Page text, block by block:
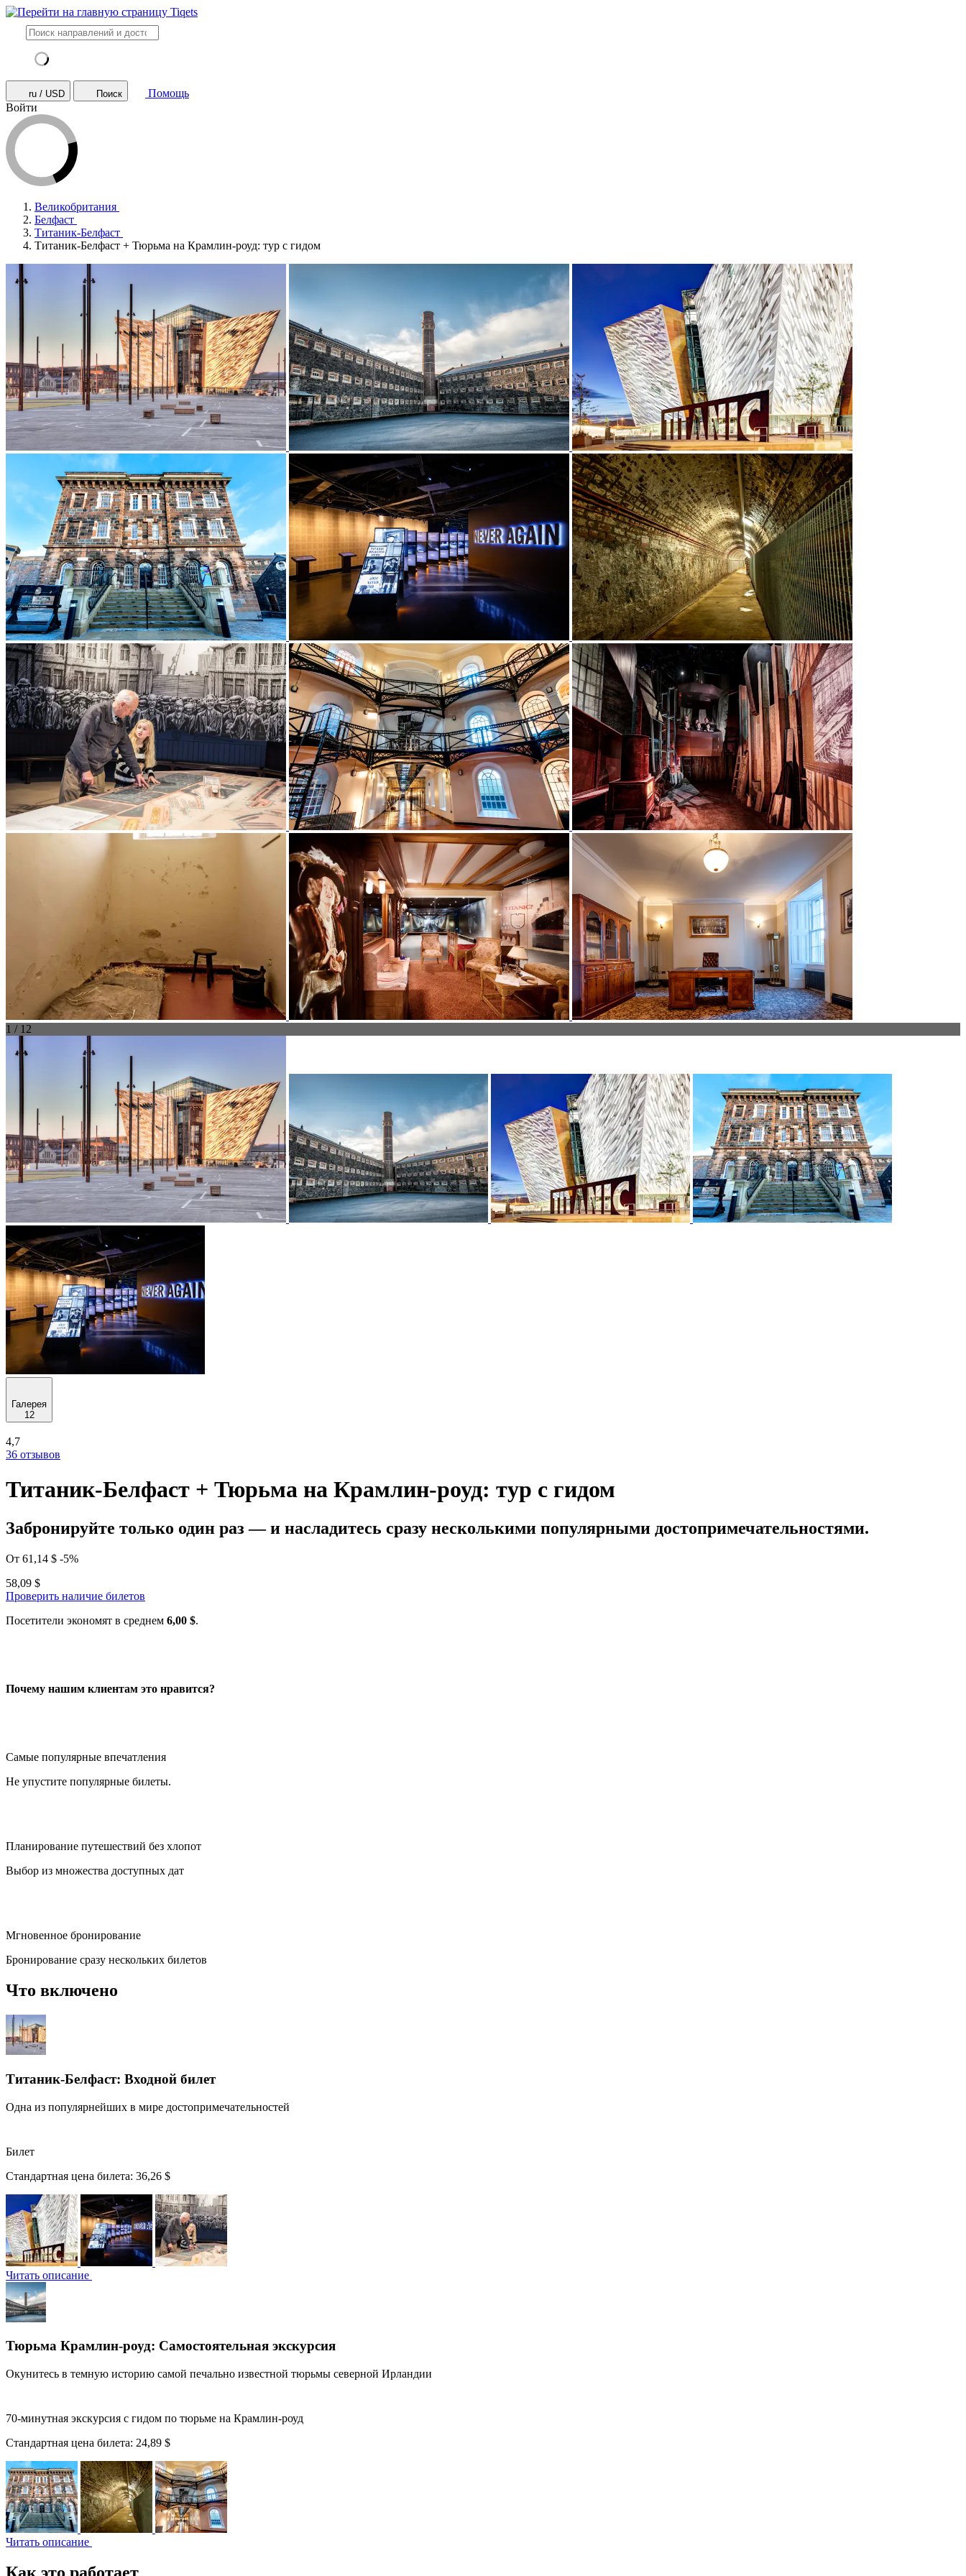
ru / USD Поиск
Помощь
Войти
Великобритания
Белфаст
Титаник-Белфаст
Титаник-Белфаст + Тюрьма на Крамлин-роуд: тур с гидом
1 / 12
Галерея
12
4,7
36 отзывов
Титаник-Белфаст + Тюрьма на Крамлин-роуд: тур с гидом
Забронируйте только один раз — и насладитесь сразу несколькими популярными достопримечательностями.
От 61,14 $ -5%
58,09 $
Проверить наличие билетов
Посетители экономят в среднем 6,00 $.
Почему нашим клиентам это нравится?
Самые популярные впечатления
Не упустите популярные билеты.
Планирование путешествий без хлопот
Выбор из множества доступных дат
Мгновенное бронирование
Бронирование сразу нескольких билетов
Что включено
Титаник-Белфаст: Входной билет
Одна из популярнейших в мире достопримечательностей
Билет
Стандартная цена билета: 36,26 $
Читать описание
Тюрьма Крамлин-роуд: Самостоятельная экскурсия
Окунитесь в темную историю самой печально известной тюрьмы северной Ирландии
70-минутная экскурсия с гидом по тюрьме на Крамлин-роуд
Стандартная цена билета: 24,89 $
Читать описание